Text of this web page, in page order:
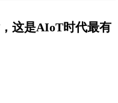
这是AIoT时代最有